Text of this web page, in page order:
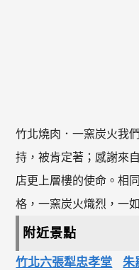
竹北燒肉．一窯炭火我
持，被肯定著；感謝來
店更上層樓的使命。相
格，一窯炭火熾烈，一
附近景點
竹北六張犁忠孝堂 朱